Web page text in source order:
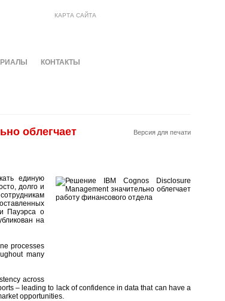
КАРТА САЙТА
КОНТАКТЫ
Версия для печати
облегчает
единую
долго и
Пауэрса о
на
processes
many
across
– leading to lack of confidence in data that can have a
opportunities.